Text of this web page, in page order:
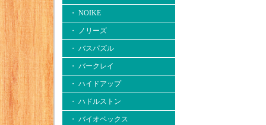
・ NOIKE
・ ノリーズ
・ バスパズル
・ バークレイ
・ ハイドアップ
・ ハドルストン
・ バイオベックス